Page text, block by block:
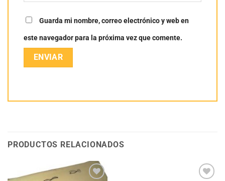
Guarda mi nombre, correo electrónico y web en
este navegador para la próxima vez que comente.
PRODUCTOS RELACIONADOS